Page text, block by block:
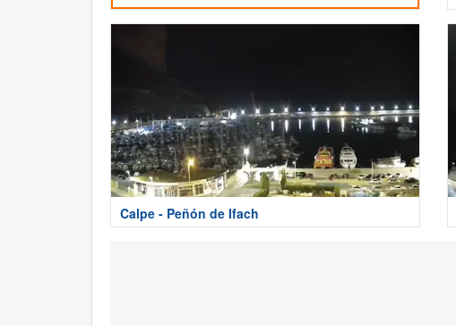
Calpe - Peñón de Ifach